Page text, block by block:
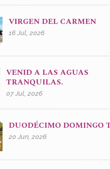
VIRGEN DEL CARMEN
16 Jul, 2026
VENID A LAS AGUAS
TRANQUILAS.
07 Jul, 2026
DUODÉCIMO DOMINGO
20 Jun, 2026